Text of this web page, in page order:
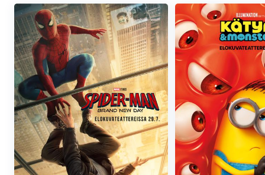
häiritseviä ja sitten suorastaan pelottavia nimettömiä
lähetyksiä kännykkäänsä.
Violetia kielletään kertomasta lähetyksistä
kenellekään ja käsketään seuraamaan ohjeita, tai
hänen kotinsa valvontakamerassa näkyvä
huppupäinen hahmo tappaa hänen poikansa ja tämän
lapsenvahdin. Hänen on toimittava ohjeiden mukaan,
tai kaikki hänen rakkaansa kuolevat. Mikä on
näkymättömän piinaajan lopullinen tavoite? Henryn
murhaaminen.